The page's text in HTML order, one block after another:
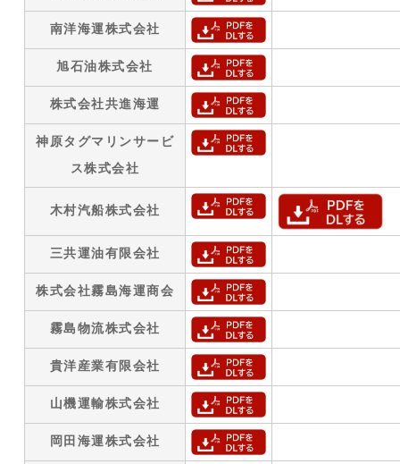
南洋海運株式会社
旭石油株式会社
株式会社共進海運
神原タグマリンサービ
ス株式会社
木村汽船株式会社
三共運油有限会社
株式会社霧島海運商会
霧島物流株式会社
貴洋産業有限会社
山機運輸株式会社
岡田海運株式会社